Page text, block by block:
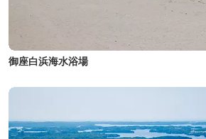
御座白浜海水浴場